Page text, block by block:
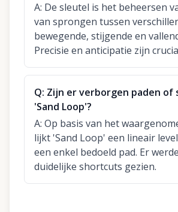
A: De sleutel is het beheersen
van sprongen tussen
bewegende, stijgende en
Precisie en anticipatie zijn
Q: Zijn er verborgen paden of
'Sand Loop'?
A: Op basis van het
lijkt 'Sand Loop' een lineair
een enkel bedoeld pad. Er
duidelijke shortcuts gezien.